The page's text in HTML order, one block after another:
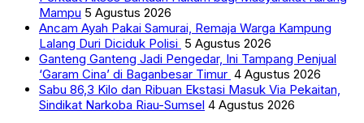
Mampu 5 Agustus 2026
Ancam Ayah Pakai Samurai, Remaja Warga Kampung
Lalang Duri Diciduk Polisi 5 Agustus 2026
Ganteng Ganteng Jadi Pengedar, Ini Tampang Penjual
‘Garam Cina’ di Baganbesar Timur 4 Agustus 2026
Sabu 86,3 Kilo dan Ribuan Ekstasi Masuk Via Pekaitan,
Sindikat Narkoba Riau-Sumsel 4 Agustus 2026